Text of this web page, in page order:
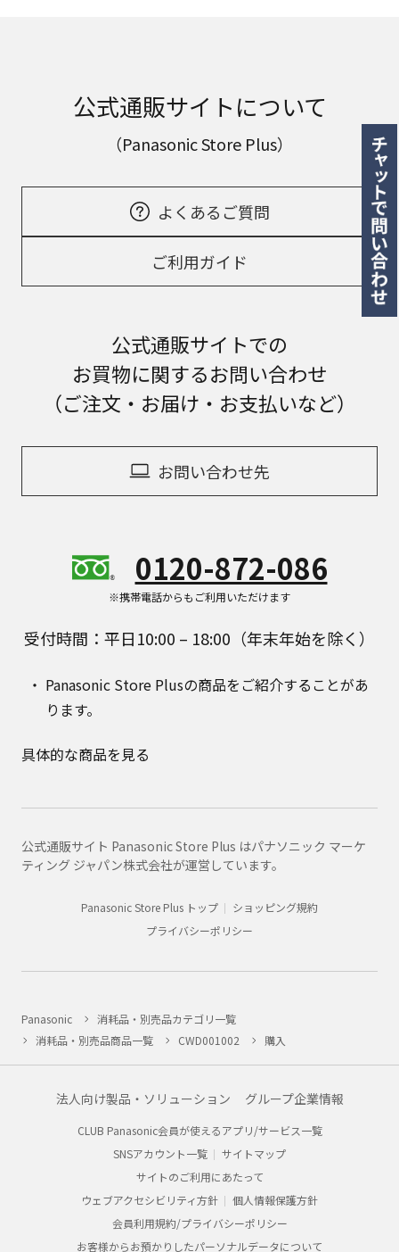
公式通販サイトについて
（Panasonic Store Plus）
よくあるご質問
ご利用ガイド
公式通販サイトでの
お買物に関するお問い合わせ
（ご注文・お届け・お支払いなど）
お問い合わせ先
0120-872-086
※携帯電話からもご利用いただけます
受付時間：平日10:00 – 18:00（年末年始を除く）
Panasonic Store Plusの商品をご紹介することがあ
ります。
具体的な商品を見る
公式通販サイト Panasonic Store Plus はパナソニック マーケ
ティング ジャパン株式会社が運営しています。
Panasonic Store Plus トップ
ショッピング規約
プライバシーポリシー
Panasonic
消耗品・別売品カテゴリ一覧
消耗品・別売品商品一覧
CWD001002 購入
法人向け製品・ソリューション グループ企業情報
CLUB Panasonic会員が使えるアプリ/サービス一覧
SNSアカウント一覧
サイトマップ
サイトのご利用にあたって
ウェブアクセシビリティ方針
個人情報保護方針
会員利用規約/プライバシーポリシー
お客様からお預かりしたパーソナルデータについて